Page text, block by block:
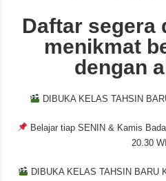
Daftar segera
menikmat
dengan
DIBUKA KELAS TAHSIN
Belajar tiap SENIN & Kamis
20.30
DIBUKA KELAS TAHSIN BARU